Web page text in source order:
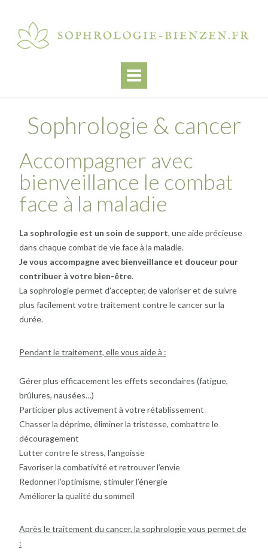
Sophrologie & cancer
Accompagner avec
bienveillance le combat
face à la maladie
La sophrologie est un soin de support, une aide précieuse
dans chaque combat de vie face à la maladie.
Je vous accompagne avec bienveillance et douceur pour
contribuer à votre bien-être.
La sophrologie permet d’accepter, de valoriser et de suivre
plus facilement votre traitement contre le cancer sur la
durée.
Pendant le traitement, elle vous aide à :
Gérer plus efficacement les effets secondaires (fatigue,
brûlures, nausées…)
Participer plus activement à votre rétablissement
Chasser la déprime, éliminer la tristesse, combattre le
découragement
Lutter contre le stress, l’angoisse
Favoriser la combativité et retrouver l’envie
Redonner l’optimisme, stimuler l’énergie
Améliorer la qualité du sommeil
Après le traitement du cancer, la sophrologie vous permet de
: